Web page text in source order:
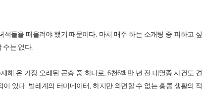
들을 떠올려야 했기 때문이다. 마치 매주 하는 소개팅 중 피하고 싶
수는 없다.
해 온 가장 오래된 곤충 중 하나로, 6천6백만 년 전 대멸종 사건도 견
있다. 벌레계의 터미네이터, 하지만 외면할 수 없는 홍콩 생활의 적